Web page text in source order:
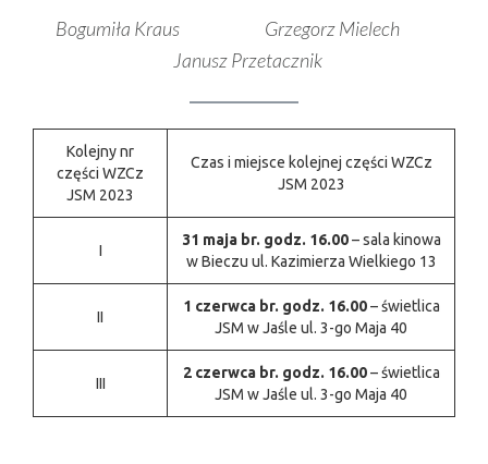
Bogumiła Kraus Grzegorz Mielech
Janusz Przetacznik
Kolejny nr
części WZCz
JSM 2023
Czas i miejsce kolejnej części WZCz
JSM 2023
I
31 maja br. godz. 16.00– sala kinowa
w Bieczu ul. Kazimierza Wielkiego 13
II
1 czerwca br. godz. 16.00– świetlica
JSM w Jaśle ul. 3-go Maja 40
III
2 czerwca br. godz. 16.00– świetlica
JSM w Jaśle ul. 3-go Maja 40